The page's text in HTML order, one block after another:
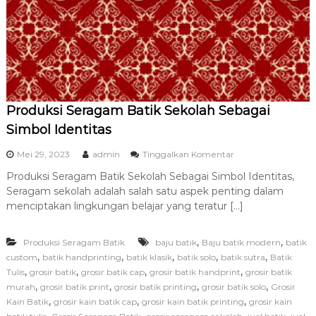
U
m
r
o
h
T
e
r
b
a
T
e
r
c
a
y
Produksi Seragam Batik Sekolah Sebagai
Simbol Identitas
Mei 29, 2023 admin Tinggalkan Komentarp
d
a
P
d
u
k
i
S
Produksi Seragam Batik Sekolah Sebagai Simbol Identitas,
Seragam sekolah adalah salah satu aspek penting dalam
menciptakan lingkungan belajar yang teratur […]
Produksi Seragam Batik baju batik, Baju batik modern, batik
custom, batik handprinting, batik klasik, batik solo, batik sutra, Batik
Tulis, grosir batik, grosir batik cap, grosir batik handprint, grosir batik
murah, grosir batik print, grosir batik printing, grosir batik solo, Grosir
Kain Batik, grosir kain batik cap, grosir kain batik printing, grosir kain